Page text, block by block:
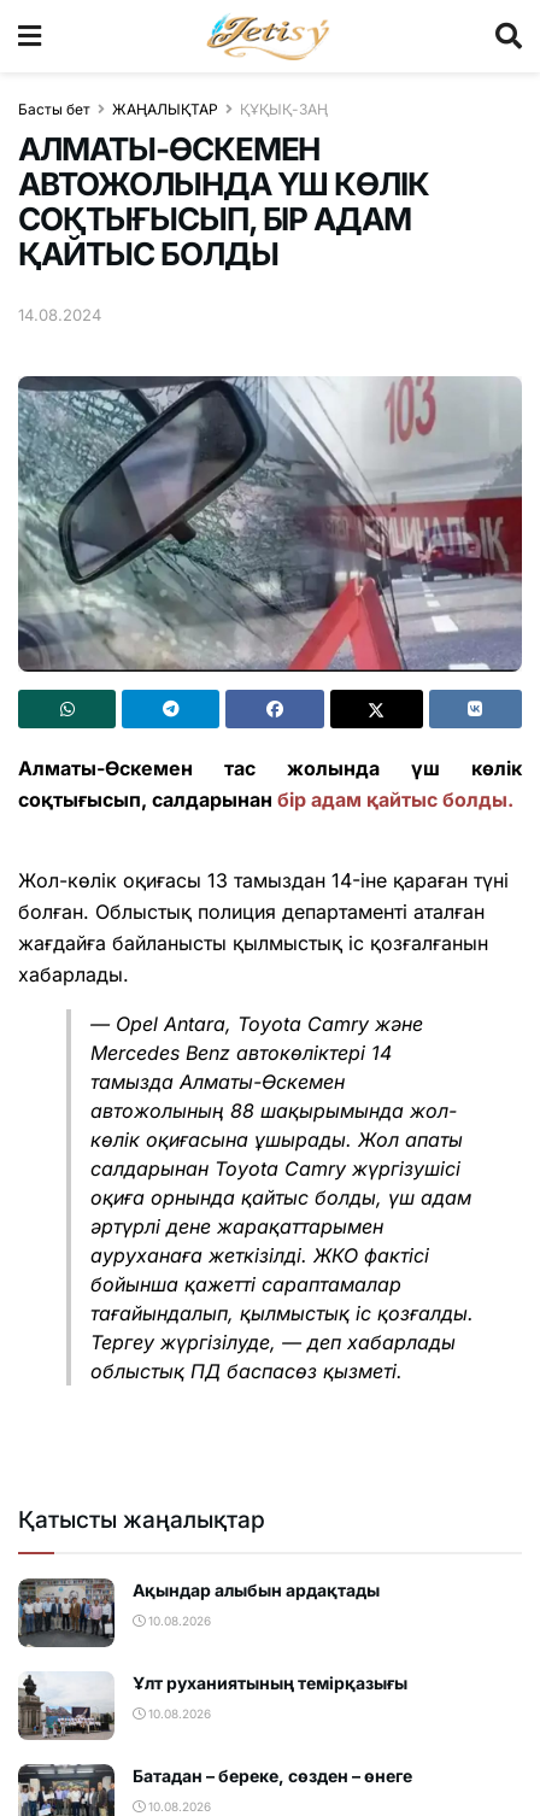
Басты бет ЖАҢАЛЫҚТАР ҚҰҚЫҚ-ЗАҢ
АЛМАТЫ-ӨСКЕМЕН
АВТОЖОЛЫНДА ҮШ КӨЛІК
СОҚТЫҒЫСЫП, БІР АДАМ
ҚАЙТЫС БОЛДЫ
14.08.2024
Алматы-Өскемен тас жолында үш көлік
соқтығысып, салдарынан бір адам қайтыс болды.
Жол-көлік оқиғасы 13 тамыздан 14-іне қараған түні
болған. Облыстық полиция департаменті аталған
жағдайға байланысты қылмыстық іс қозғалғанын
хабарлады.
— Opel Antara, Toyota Camry және
Mercedes Benz автокөліктері 14
тамызда Алматы-Өскемен
автожолының 88 шақырымында жол-
көлік оқиғасына ұшырады. Жол апаты
салдарынан Toyota Camry жүргізушісі
оқиға орнында қайтыс болды, үш адам
әртүрлі дене жарақаттарымен
ауруханаға жеткізілді. ЖКО фактісі
бойынша қажетті сараптамалар
тағайындалып, қылмыстық іс қозғалды.
Тергеу жүргізілуде, — деп хабарлады
облыстық ПД баспасөз қызметі.
Қатысты жаңалықтар
Ақындар алыбын ардақтады
10.08.2026
Ұлт руханиятының темірқазығы
10.08.2026
Батадан – береке, сөзден – өнеге
10.08.2026